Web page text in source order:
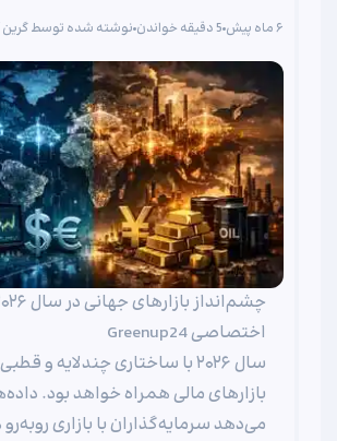
۶ ماه پیش 5 دقیقه خواندن نوشته شده توسط گرین
اختصاصی Greenup24
سال ۲۰۲۶ با ساختاری چندلایه و
بازارهای مالی همراه خواهد بود.
می‌دهد سرمایه‌گذاران با بازاری